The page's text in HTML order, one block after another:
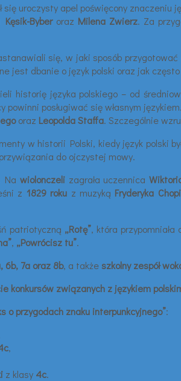
się uroczysty apel poświęcony
Byberoraz Milena Zwierz. Za
się, w jaki sposób
jest dbanie o język polski oraz jak
historię języka polskiego – od
powinni posługiwać się własnym
oraz Leopolda Staffa. Szczególnie
w historii Polski, kiedy język polski
do ojczystej mowy.
Nawiolonczeli zagrała uczennica
z 1829 roku z muzyką Fryderyka
patriotyczną „Rotę”, która
, „Powrócisz tu”.
6b, 7a oraz 8b, a takżeszkolny zespół
konkursów związanych z językiem
o przygodach znaku interpunkcyjnego”:
,
z klasy 4c.